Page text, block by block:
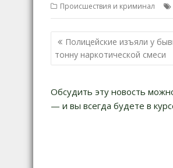
Происшествия и криминал
Н
а
и
г
Полицейские изъяли у
тонну наркотической смеси
Обсудить эту новость
— и вы всегда будете в